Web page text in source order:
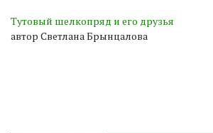
Тутовый шелкопряд и его друзья
автор Светлана Брынцалова